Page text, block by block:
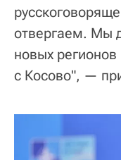
отвергаем. Мы
новых
с Косово", —